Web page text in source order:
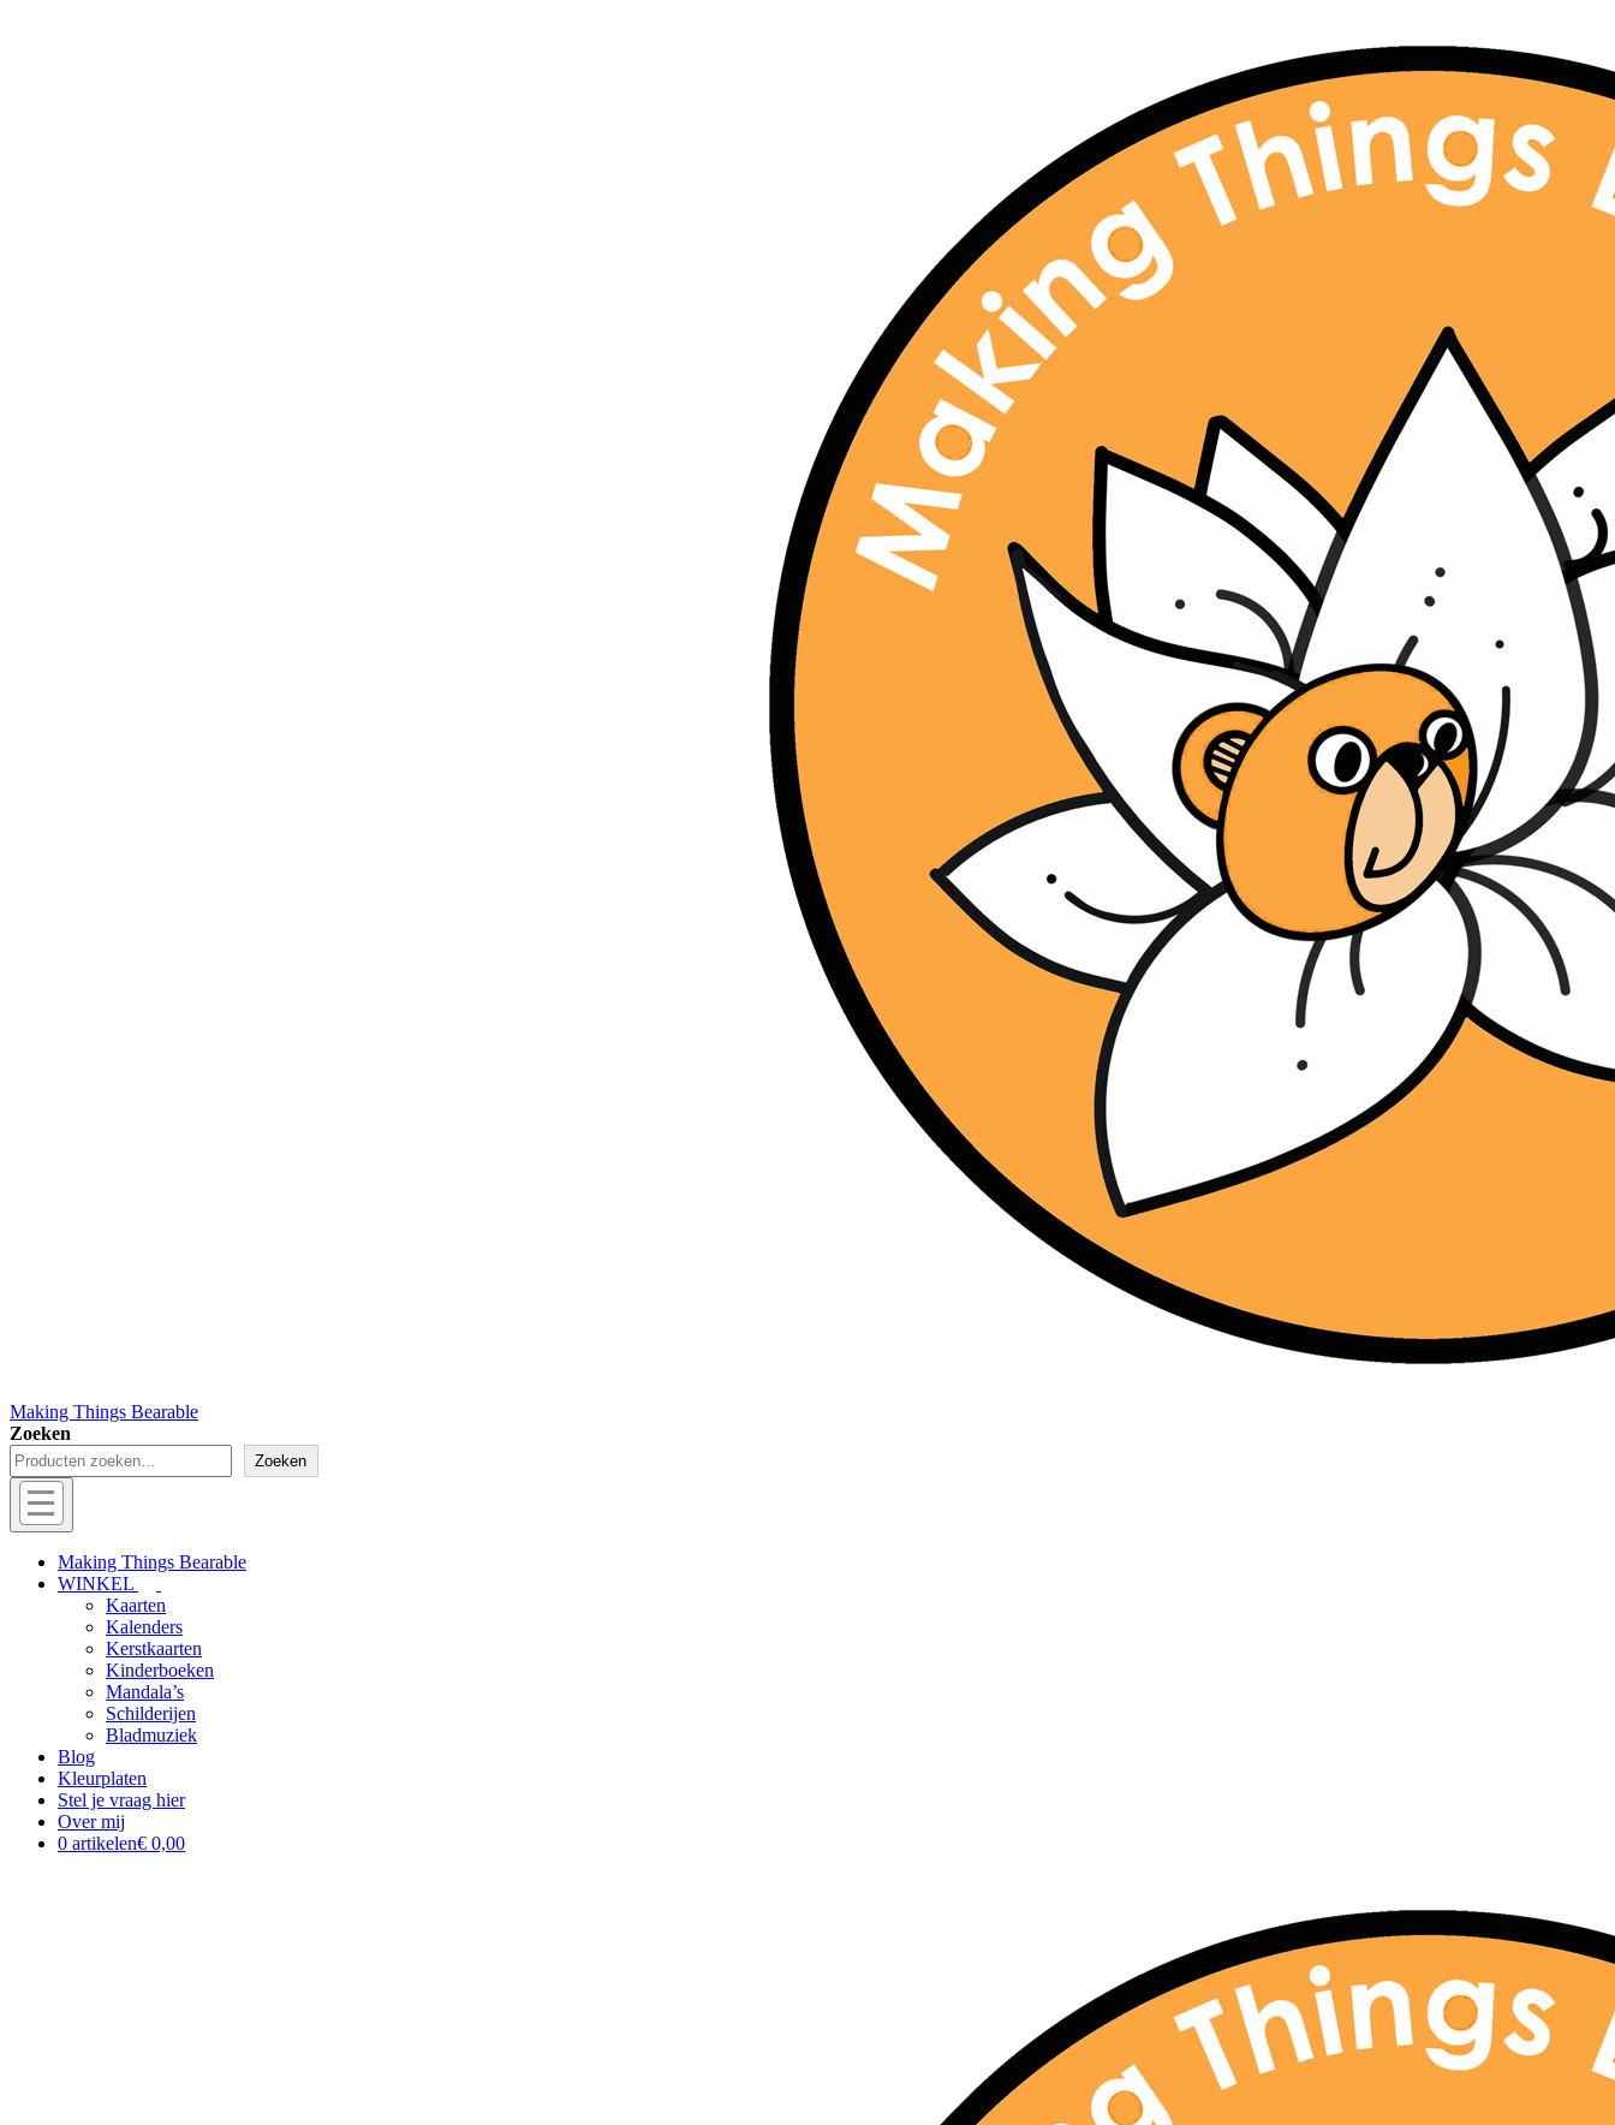
Making Things Bearable
Zoeken
Zoeken
Hoofd
navigatie
Menu
Making Things Bearable
WINKEL
Kaarten
Kalenders
Kerstkaarten
Kinderboeken
Mandala’s
Schilderijen
Bladmuziek
Blog
Kleurplaten
Stel je vraag hier
Over mij
0 artikelen€ 0,00